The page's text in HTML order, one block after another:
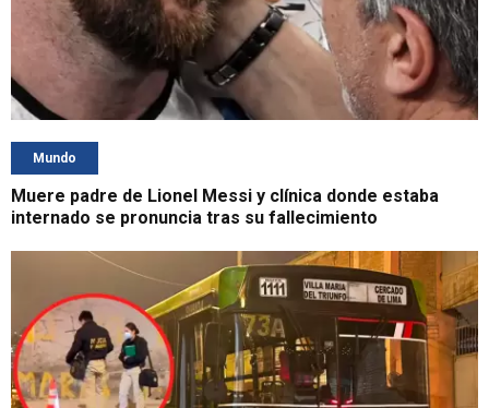
Mundo
Muere padre de Lionel Messi y clínica donde estaba
internado se pronuncia tras su fallecimiento